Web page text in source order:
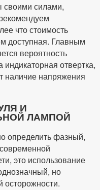
своими силами,
что стоимость
доступная. Главным
вероятность
отвертка,
наличие напряжения
И
ЛАМПОЙ
определить фазный,
это использование
но